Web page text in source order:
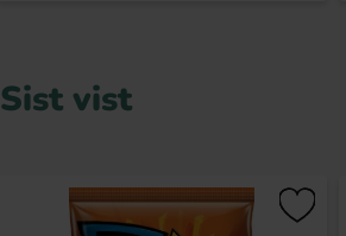
Sist vist